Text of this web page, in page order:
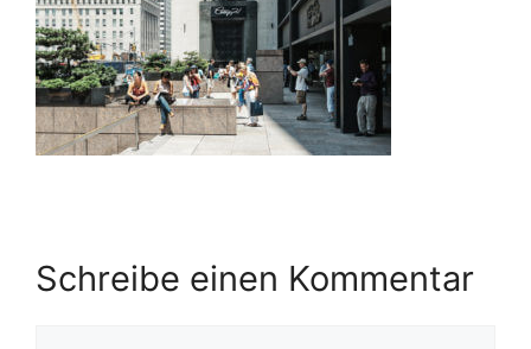
Schreibe einen Kommentar